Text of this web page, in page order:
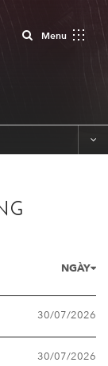
MenuClose
NGÀY
30/07/2026
30/07/2026